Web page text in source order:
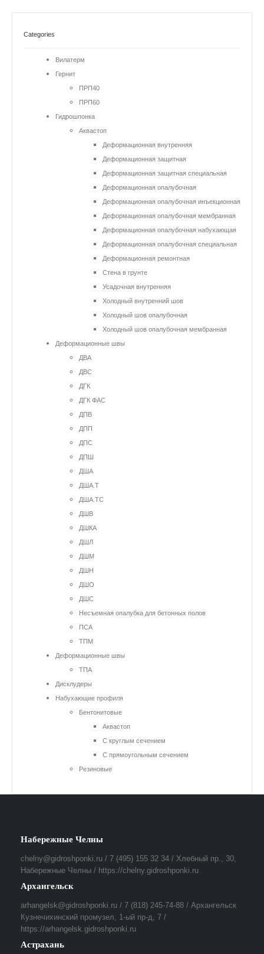
Categories
Вилатерм
Гернит
ПРП40
ПРП60
Гидрошпонка
Аквастоп
Деформационная внутренняя
Деформационная защитная
Деформационная защитная специальная
Деформационная опалубочная
Деформационная опалубочная инъекционная
Деформационная опалубочная мембранная
Деформационная опалубочная набухающая
Деформационная опалубочная специальная
Деформационная ремонтная
Стена в грунте
Усадочная внутренняя
Холодный внутренний шов
Холодный шов опалубочная
Холодный шов опалубочная мембранная
Деформационные швы
ДВА
ДВС
ДГК
ДГК ФАС
ДПВ
ДПП
ДПС
ДПШ
ДША
ДША.Т
ДША.ТС
ДШВ
ДШКА
ДШЛ
ДШМ
ДШН
ДШО
ДШС
Несъемная опалубка для бетонных полов
ПСА
ТПМ
Деформационные швы
ТПА
Дисклудеры
Набухающие профиля
Бентонитовые
Аквастоп
С круглым сечением
С прямоугольным сечением
Резиновые
Набережные Челны
chelny@gidroshponki.ru / 7 (495) 155 32 34 / Хлебный пр., 30,
Набережные Челны / https://chelny.gidroshponki.ru
Архангельск
arhangelsk@gidroshponki.ru / 7 (818) 245-74-88 / Архангельск
Кузнечихинский промузел, 1-ый пр-д, 7 /
https://arhangelsk.gidroshponki.ru
Астрахань